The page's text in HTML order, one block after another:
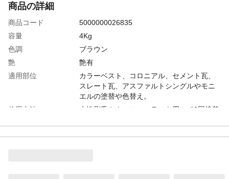
商品の詳細
商品コード
5000000026835
容量
4Kg
色調
ブラウン
艶
艶有
適用部位
カラーベスト、コロニアル、セメント瓦、
スレート瓦、アスファルトシングルやモニ
エルの塗替や色替え。
使用方法
水性刷毛やウールローラーを用いて2回塗装